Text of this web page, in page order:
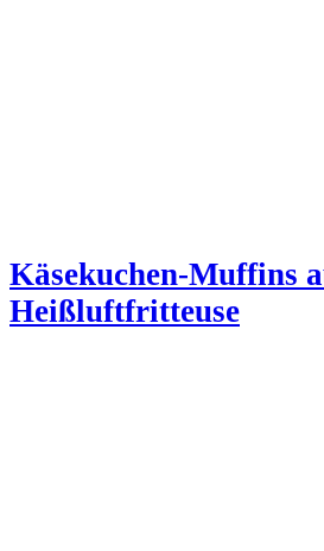
Käsekuchen-Muffins
Heißluftfritteuse